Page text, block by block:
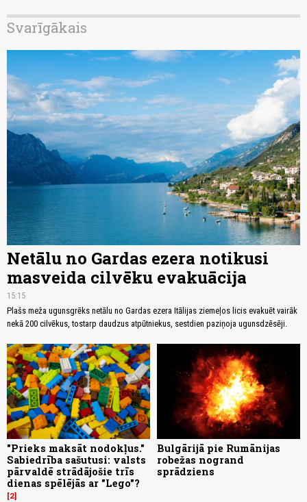
Svarīgākais
Netālu no Gardas ezera notikusi
masveida cilvēku evakuācija
15:15
Plašs meža ugunsgrēks netālu no Gardas ezera Itālijas ziemeļos licis evakuēt vairāk
nekā 200 cilvēkus, tostarp daudzus atpūtniekus, sestdien paziņoja ugunsdzēsēji.
"Prieks maksāt nodokļus."
Sabiedrība sašutusi: valsts
pārvaldē strādājošie trīs
dienas spēlējās ar "Lego"?
2
Bulgārijā pie Rumānijas
robežas nogrand
sprādziens